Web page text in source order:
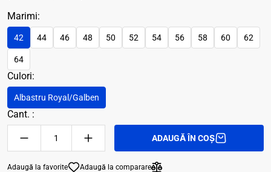
Marimi:
42 44 46 48 50 52 54 56 58 60 62
64
Culori:
Albastru Royal/Galben
Cant. :
ADAUGĂ ÎN COȘ
Adaugă la favorite Adaugă la comparare